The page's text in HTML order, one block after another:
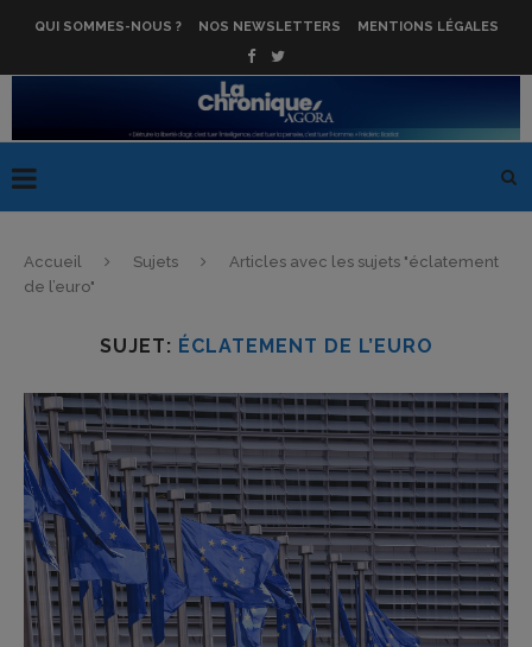
QUI SOMMES-NOUS ? NOS NEWSLETTERS MENTIONS LÉGALES
Accueil Sujets
Articles avec les sujets "éclatement
de l’euro"
SUJET: ÉCLATEMENT DE L’EURO